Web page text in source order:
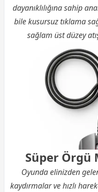
dayanıklılığına sahip
bile kusursuz tıklama
sağlam üst düzey
Süper Örgü
Oyunda elinizden
kaydırmalar ve hızlı